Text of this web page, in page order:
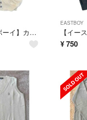
【イーストボーイ】カーディガン
EASTBOY
¥750